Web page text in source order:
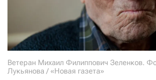
Ветеран Михаил Филиппович Зеленков.
Лукьянова / «Новая газета»